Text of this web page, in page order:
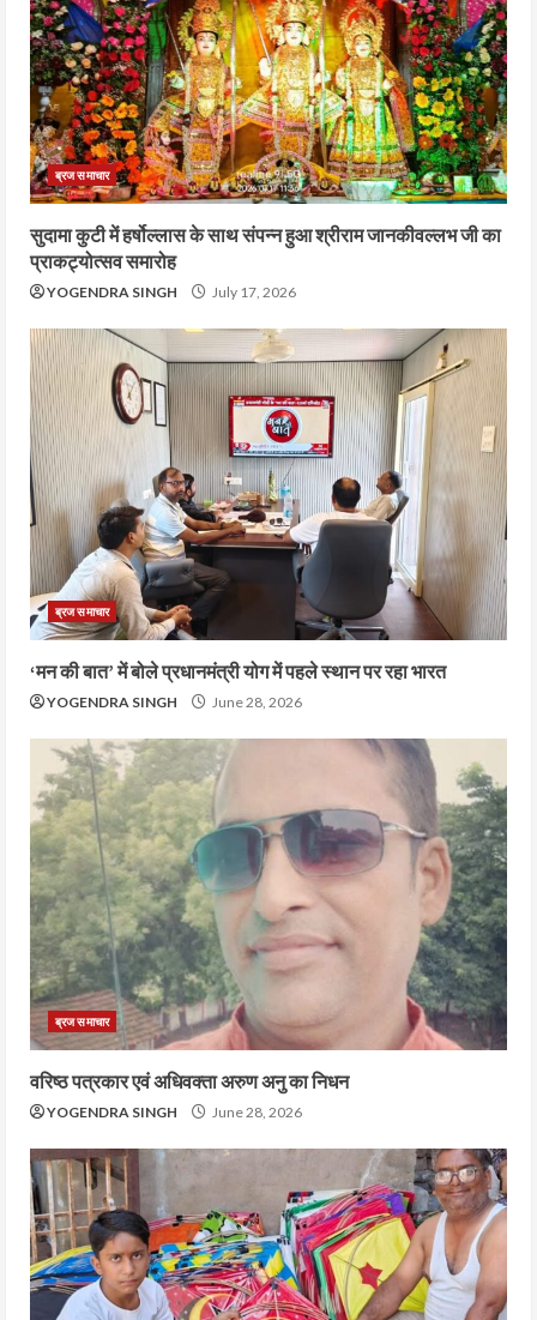
ब्रज समाचार
सुदामा कुटी में हर्षोल्लास के साथ संपन्न हुआ श्रीराम जानकीवल्लभ जी का
प्राकट्योत्सव समारोह
YOGENDRA SINGH July 17, 2026
ब्रज समाचार
‘मन की बात’ में बोले प्रधानमंत्री योग में पहले स्थान पर रहा भारत
YOGENDRA SINGH June 28, 2026
ब्रज समाचार
वरिष्ठ पत्रकार एवं अधिवक्ता अरुण अनु का निधन
YOGENDRA SINGH June 28, 2026